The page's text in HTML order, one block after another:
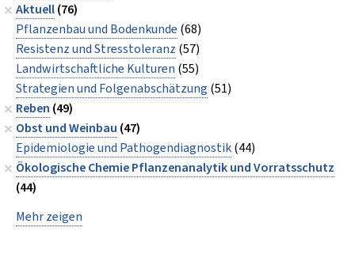
Aktuell(76)
Pflanzenbau und Bodenkunde (68)
Resistenz und Stresstoleranz (57)
Landwirtschaftliche Kulturen (55)
Strategien und Folgenabschätzung (51)
Reben (49)
Obst und Weinbau (47)
Epidemiologie und Pathogendiagnostik(44)
Ökologische Chemie Pflanzenanalytik und Vorratsschutz
(44)
Mehr zeigen